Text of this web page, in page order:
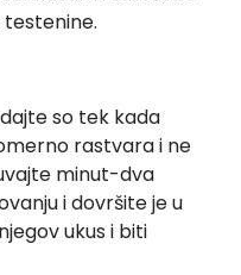
so tek kada
rastvara i ne
minut-dva
i dovršite je u
ukus i biti